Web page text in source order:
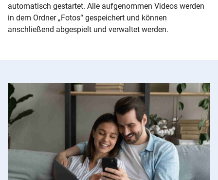
automatisch gestartet. Alle aufgenommen Videos werden
in dem Ordner „Fotos“ gespeichert und können
anschließend abgespielt und verwaltet werden.